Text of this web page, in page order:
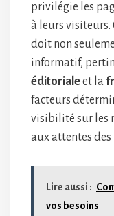
privilégie les
à leurs visiteurs.
doit non
informatif,
éditorialeet la
facteurs
visibilité sur les
aux attentes
Lire aussi :
vos besoins